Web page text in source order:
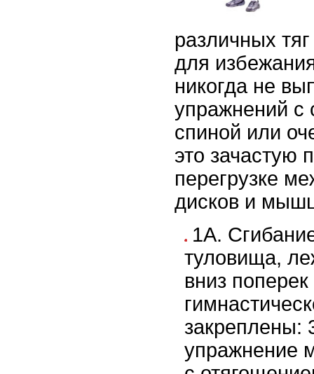
различных
для
никогда не
упражнений с
спиной или
это зачастую
перегрузке
дисков и
1А.
туловища,
вниз
закреплены:
упражнение